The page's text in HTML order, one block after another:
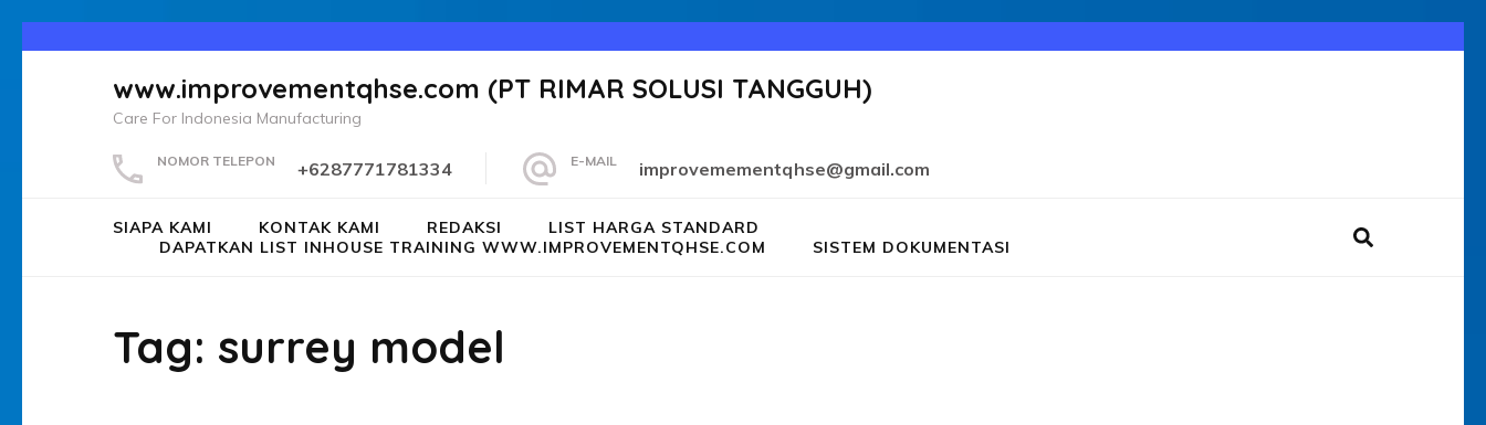
www.improvementqhse.com (PT RIMAR SOLUSI TANGGUH)
Care For Indonesia Manufacturing
NOMOR TELEPON +6287771781334 E-MAIL improvemementqhse@gmail.com
SIAPA KAMI KONTAK KAMI REDAKSI
LIST HARGA STANDARD
DAPATKAN LIST INHOUSE TRAINING WWW.IMPROVEMENTQHSE.COM
SISTEM DOKUMENTASI
Tag: surrey model